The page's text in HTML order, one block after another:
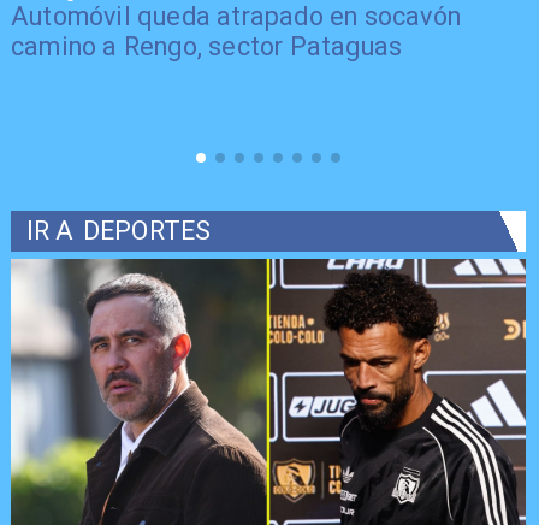
Automóvil queda atrapado en socavón
camino a Rengo, sector Pataguas
IR A DEPORTES